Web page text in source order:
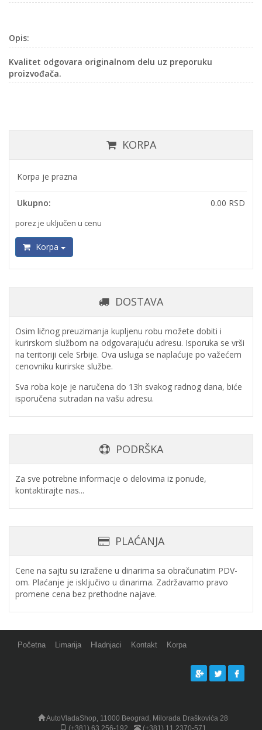
Opis:
Kvalitet odgovara originalnom delu uz preporuku
proizvođača.
KORPA
Korpa je prazna
Ukupno: 0.00 RSD
porez je uključen u cenu
Korpa
DOSTAVA
Osim ličnog preuzimanja kupljenu robu možete dobiti i
kurirskom službom na odgovarajuću adresu. Isporuka se vrši
na teritoriji cele Srbije. Ova usluga se naplaćuje po važećem
cenovniku kurirske službe.
Sva roba koje je naručena do 13h svakog radnog dana, biće
isporučena sutradan na vašu adresu.
PODRŠKA
Za sve potrebne informacje o delovima iz ponude,
kontaktirajte nas...
PLAĆANJA
Cene na sajtu su izražene u dinarima sa obračunatim PDV-
om. Plaćanje je isključivo u dinarima. Zadržavamo pravo
promene cena bez prethodne najave.
Početna Limarija Hladnjaci Kontakt Korpa
AutoVladaShop, 11000 Beograd, Milorada Draškovića 28